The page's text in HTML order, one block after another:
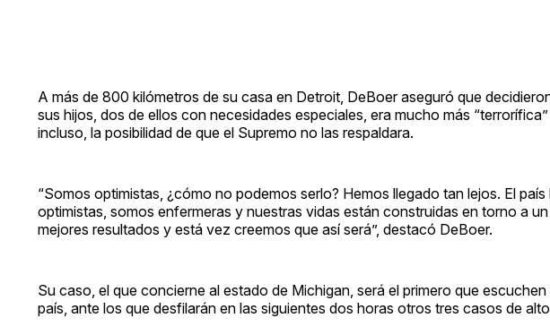
A más de 800 kilómetros de su casa en Detroit, DeBoer aseguró que
sus hijos, dos de ellos con necesidades especiales, era mucho más
incluso, la posibilidad de que el Supremo no las respaldara.
“Somos optimistas, ¿cómo no podemos serlo? Hemos llegado tan lejos. El
optimistas, somos enfermeras y nuestras vidas están construidas en torno a
mejores resultados y está vez creemos que así será”, destacó DeBoer.
Su caso, el que concierne al estado de Michigan, será el primero que
país, ante los que desfilarán en las siguientes dos horas otros tres casos de